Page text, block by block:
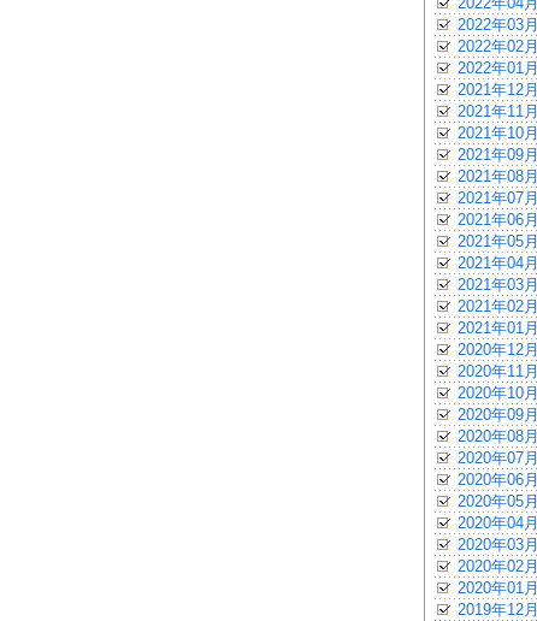
2022年03月
2022年02月
2022年01月
2021年12月
2021年11月
2021年10月
2021年09月
2021年08月
2021年07月
2021年06月
2021年05月
2021年04月
2021年03月
2021年02月
2021年01月
2020年12月
2020年11月
2020年10月
2020年09月
2020年08月
2020年07月
2020年06月
2020年05月
2020年04月
2020年03月
2020年02月
2020年01月
2019年12月